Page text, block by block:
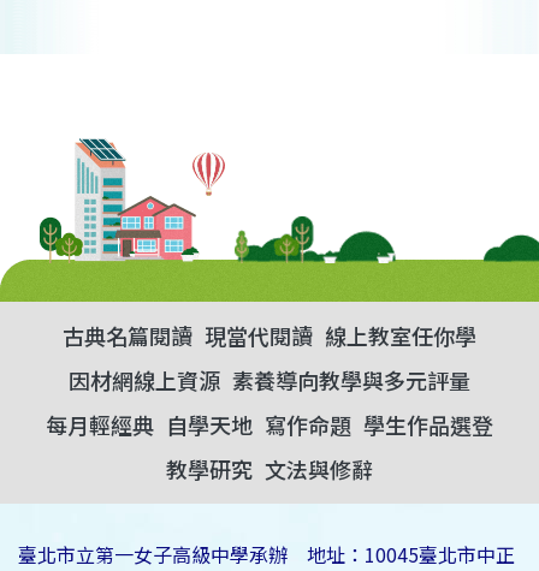
古典名篇閱讀 現當代閱讀 線上教室任你學
因材網線上資源 素養導向教學與多元評量
每月輕經典 自學天地 寫作命題 學生作品選登
教學研究 文法與修辭
臺北市立第一女子高級中學承辦 地址：10045臺北市中正